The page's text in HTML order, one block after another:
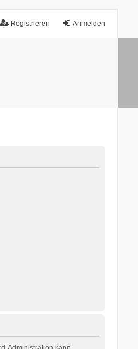
Anmelden
Registrieren